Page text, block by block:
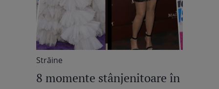
Străine
8 momente stânjenitoare în